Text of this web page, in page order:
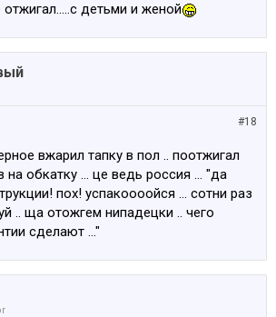
детьми и женой
#18
вжарил тапку в пол .. поотжигал
на обкатку ... це ведь россия ... "да
пох! успакоооойся ... сотни раз
.. ща отожгем нипадецки .. чего
сделают ..."